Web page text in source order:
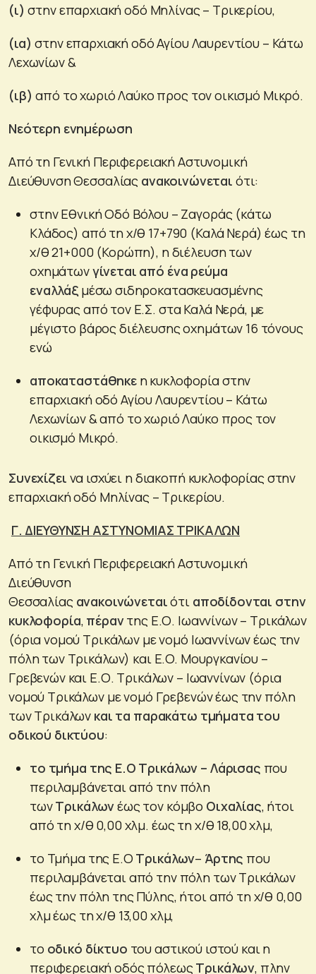
(ι) στην επαρχιακή οδό Μηλίνας – Τρικερίου,
(ια)στην επαρχιακή οδό Αγίου Λαυρεντίου – Κάτω
Λεχωνίων &
(ιβ)από το χωριό Λαύκο προς τον οικισμό Μικρό.
Νεότερη ενημέρωση
Από τη Γενική Περιφερειακή Αστυνομική
Διεύθυνση Θεσσαλίας ανακοινώνεται ότι:
στην Εθνική Οδό Βόλου – Ζαγοράς (κάτω
Κλάδος) από τη χ/θ 17+790 (Καλά Νερά) έως τη
χ/θ 21+000 (Κορώπη), η διέλευση των
οχημάτωνγίνεται από ένα ρεύμα
εναλλάξμέσω σιδηροκατασκευασμένης
γέφυρας από τον Ε.Σ. στα Καλά Νερά, με
μέγιστο βάρος διέλευσης οχημάτων 16 τόνους
ενώ
αποκαταστάθηκεη κυκλοφορία στην
επαρχιακή οδό Αγίου Λαυρεντίου – Κάτω
Λεχωνίων & από το χωριό Λαύκο προς τον
οικισμό Μικρό.
Συνεχίζει να ισχύει η διακοπή κυκλοφορίας στην
επαρχιακή οδό Μηλίνας – Τρικερίου.
Γ. ΔΙΕΥΘΥΝΣΗ ΑΣΤΥΝΟΜΙΑΣ ΤΡΙΚΑΛΩΝ
Από τη Γενική Περιφερειακή Αστυνομική
Διεύθυνση
Θεσσαλίας ανακοινώνεταιότι αποδίδονται στην
κυκλοφορία, πέραντης Ε.Ο. Ιωαννίνων – Τρικάλων
(όρια νομού Τρικάλων με νομό Ιωαννίνων έως την
πόλη των Τρικάλων) και E.O. Μουργκανίου –
Γρεβενών και Ε.Ο. Τρικάλων – Ιωαννίνων (όρια
νομού Τρικάλων με νομό Γρεβενών έως την πόλη
των Τρικάλων και τα παρακάτω τμήματα του
οδικού δικτύου:
το τμήμα της Ε.Ο Τρικάλων – Λάρισας που
περιλαμβάνεται από την πόλη
τωνΤρικάλωνέως τον κόμβο Οιχαλίας, ήτοι
από τη χ/θ 0,00 χλμ. έως τη χ/θ 18,00 χλμ,
το Τμήμα της Ε.Ο Τρικάλων– Άρτης που
περιλαμβάνεται από την πόλη των Τρικάλων
έως την πόλη της Πύλης, ήτοι από τη χ/θ 0,00
χλμ έως τη χ/θ 13,00 χλμ,
το οδικό δίκτυο του αστικού ιστού και η
περιφερειακή οδός πόλεωςΤρικάλων, πλην